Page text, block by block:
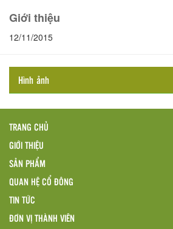
Giới thiệu
12/11/2015
Hình ảnh
TRANG CHỦ
GIỚI THIỆU
SẢN PHẨM
QUAN HỆ CỔ ĐÔNG
TIN TỨC
ĐƠN VỊ THÀNH VIÊN